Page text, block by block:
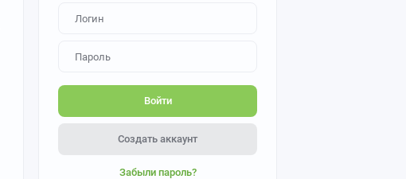
Войти
Создать аккаунт
Забыли пароль?